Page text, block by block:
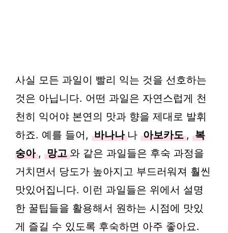
사실 모든 과일이 빨리 익는 것을 선호하는
것은 아닙니다. 어떤 과일은 자연스럽게 천
천히 익어야 본연의 맛과 향을 제대로 발휘
하죠. 예를 들어, 바나나 나 아보카도 , 복
숭아 , 망고 와 같은 과일들은 후숙 과정을
거치면서 당도가 높아지고 부드러워져 훨씬
맛있어집니다. 이런 과일들은 위에서 설명
한 꿀팁들을 활용해서 원하는 시점에 맛있
게 즐길 수 있도록 후숙하면 아주 좋아요.